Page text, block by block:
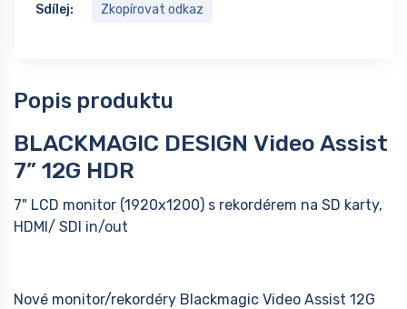
Sdílej: Zkopírovat odkaz
Popis produktu
BLACKMAGIC DESIGN Video Assist
7” 12G HDR
7" LCD monitor (1920x1200) s rekordérem na SD karty,
HDMI/ SDI in/out
Nové monitor/rekordéry Blackmagic Video Assist 12G